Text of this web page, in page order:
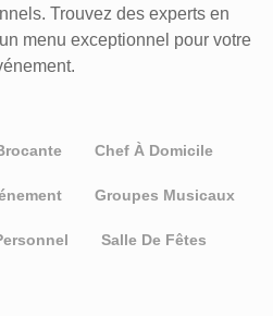
Trouvez des experts en
menu exceptionnel pour votre
Chef À Domicile
Groupes Musicaux
Salle De Fêtes